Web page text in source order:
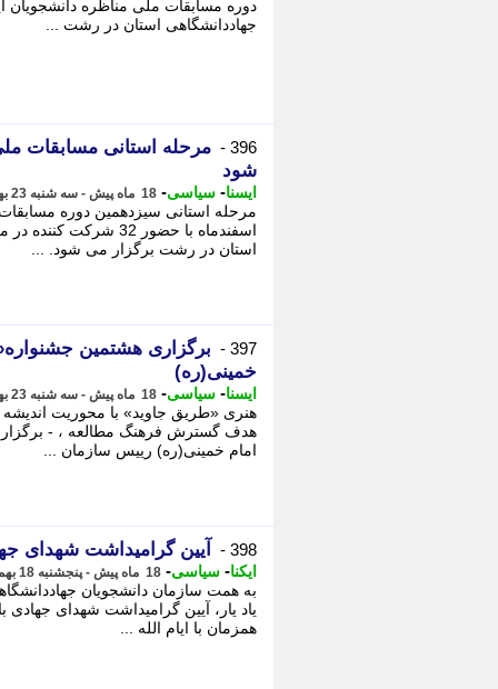
دوره مسابقات ملی مناظره دانشجویان
جهاددانشگاهی استان در رشت ...
396 -
مرحله استانی مسابقات
شود
ایسنا- سیاسی- 18 ماه پیش - سه شنبه 23 بهمن 1403، 15:50
مرحله استانی سیزدهمین دوره
اسفندماه با حضور
استان در رشت برگزار می شود. ...
397 -
برگزاری هشتمین
خمینی(ره)
ایسنا- سیاسی- 18 ماه پیش - سه شنبه 23 بهمن 1403، 12:05
هنری «طریق جاوید» با محوریت
هدف گسترش فرهنگ مطالعه ، -
امام خمینی(ره) رییس سازمان ...
398 - آیین گرامیداشت شهدای
ایکنا- سیاسی- 18 ماه پیش - پنجشنبه 18 بهمن 1403، 18:27
به همت سازمان دانشجویان
یاد یار، آیین گرامیداشت شهدای
همزمان با ایام الله ...